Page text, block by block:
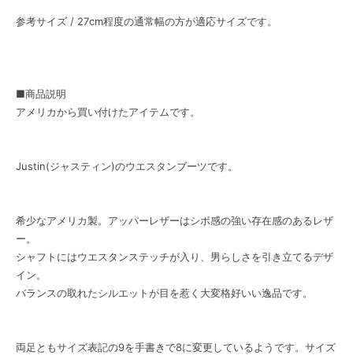
参考サイズ / 27cm程度の通常幅の方が適応サイズです。
■商品説明
アメリカから買い付けたアイテムです。
Justin(ジャスティン)のウエスタンブーツです。
希少なアメリカ製。アッパーレザーはシボ感の強い存在感のあるレザ
ー。
シャフトにはウエスタンステッチが入り、男らしさを引き立てるデザ
イン。
バランスの取れたシルエットが目を惹く大変格好いい逸品です。
両足ともサイズ表記の9を手書きで8に変更しているようです。サイズ